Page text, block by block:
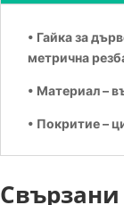
• Гайка за
метрична
• Материал –
• Покритие –